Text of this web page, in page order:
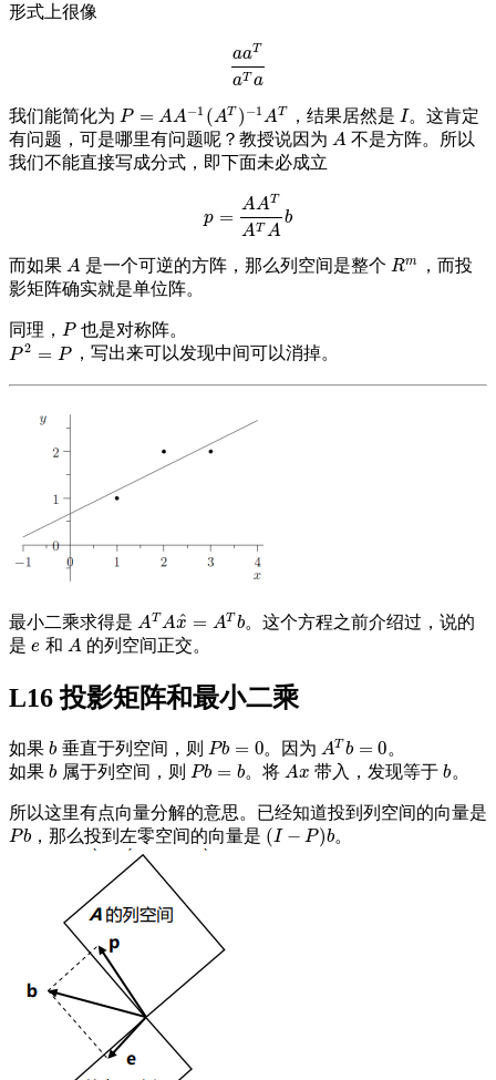
形式上很像
aaT
aT a
aaTaT
我们能简化为 P = AA−1 (AT ) −1 AT
P= A A−1(AT)−1 AT ，结果居然是 I
I 。这肯定
有问题，可是哪里有问题呢？教授说因为 A
A 不是方阵。所以
我们不能直接写成分式，即下面未必成立
p =
AAT
AT A
b
p=A ATATAb
而如果 A
A 是一个可逆的方阵，那么列空间是整个Rm
Rm ，而投
影矩阵确实就是单位阵。
同理， P
P 也是对称阵。
P 2 = P
P2= P ，写出来可以发现中间可以消掉。
最小二乘求得是 AT Ax
^ = AT b
AT Ax^ =A Tb
。这个方程之前介绍过，说的
是 e
e 和 A
A 的列空间正交。
L16 投影矩阵和最小二乘
如果 b
b 垂直于列空间，则 Pb = 0
Pb=0 。因为 AT b = 0
AT b=0
。
如果 b
b 属于列空间，则 Pb = b
Pb=b 。将 Ax
Ax 带入，发现等于b
b。
所以这里有点向量分解的意思。已经知道投到列空间的向量是
Pb
Pb，那么投到左零空间的向量是 (I − P)b
(I− P) b 。